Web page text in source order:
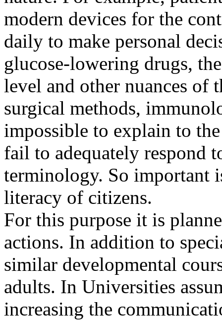
modern devices for the
daily to make personal
glucose-lowering drugs,
level and other nuances of
surgical methods,
impossible to explain to
fail to adequately respond
terminology. So important
literacy of citizens.
For this purpose it is
actions. In addition to
similar developmental
adults. In Universities
increasing the